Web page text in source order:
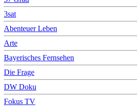
3sat
Abenteuer Leben
Arte
Bayerisches Fernsehen
Die Frage
DW Doku
Fokus TV